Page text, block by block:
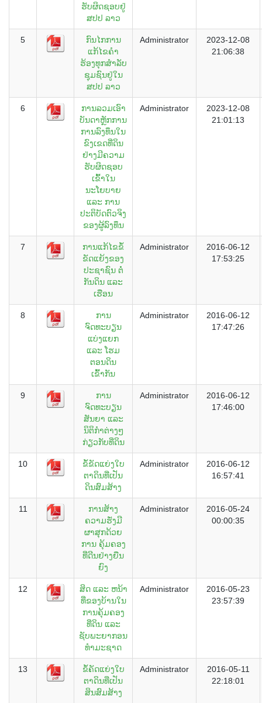
ຮັບຜິດຊອບຢູ່
ສປປ ລາວ
5
ກົນໄກການ
ແກ້ໄຂຄຳ
ຮ້ອງທຸກສຳລັບ
ຊຸມຊົນຢູ່ໃນ
ສປປ ລາວ
Administrator
2023-12-08
21:06:38
6
ການລວມເອົາ
ບັນດາຫຼັກການ
ການລົງທຶນໃນ
ຂົງເຂດທີ່ດິນ
ຢ່າງມີຄວາມ
ຮັບຜິດຊອບ
ເຂົ້າໃນ
ນະໂຍບາຍ
ແລະ ການ
ປະຕິບັດຕົວຈິງ
ຂອງຜູ້ລົງທຶນ
Administrator
2023-12-08
21:01:13
7
ການແກ້ໄຂຂໍ້
ຂັດແຍ້ງຂອງ
ປະຊາຊົນ ຕໍ່
ກັນດິນ ແລະ
ເຮືອນ
Administrator
2016-06-12
17:53:25
8
ການ
ຈົດທະບຽນ
ແບ່ງແຍກ
ແລະ ໂຮມ
ຕອນດິນ
ເຂົ້າກັນ
Administrator
2016-06-12
17:47:26
9
ການ
ຈົດທະບຽນ
ສັນຍາ ແລະ
ນິຕິກຳຕ່າງໆ
ກ່ຽວກັບທີ່ດິນ
Administrator
2016-06-12
17:46:00
10
ຂໍ້ຂັດແຍ່ງໃບ
ຕາດິນທີ່ເປັນ
ດິນສົມສ້າງ
Administrator
2016-06-12
16:57:41
11
ການສ້າງ
ຄວາມຮັ່ງມີ
ຜາສຸກດ້ວຍ
ການ ຄຸ້ມຄອງ
ທີ່ດີນຢ່າງຍືນ
ຍົງ
Administrator
2016-05-24
00:00:35
12
ສິດ ແລະ ຫນ້າ
ທີ່ຂອງບ້ານໃນ
ການຄຸ້ມຄອງ
ທີ່ດິນ ແລະ
ຊັບພະຍາກອນ
ທຳມະຊາດ
Administrator
2016-05-23
23:57:39
13
ຂໍ້ຄັດແຍ່ງໃບ
ຕາດິນທີ່ເປັນ
ສິນສົມສ້າງ
Administrator
2016-05-11
22:18:01